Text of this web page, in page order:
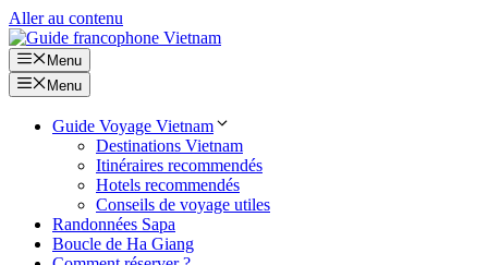
Aller au contenu
Menu
Menu
Guide Voyage Vietnam
Destinations Vietnam
Itinéraires recommendés
Hotels recommendés
Conseils de voyage utiles
Randonnées Sapa
Boucle de Ha Giang